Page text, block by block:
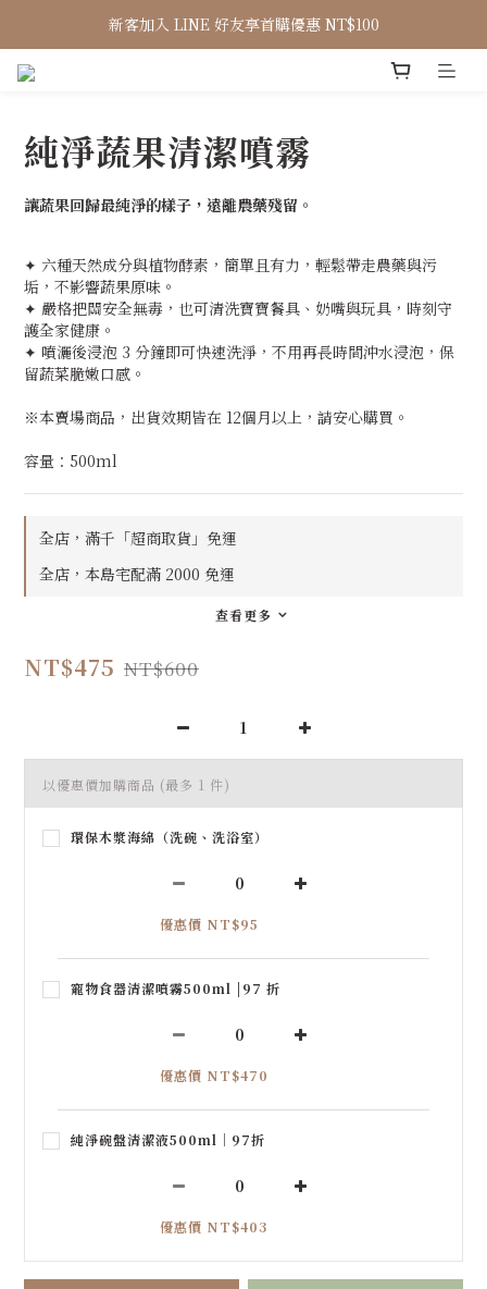
新客加入 LINE 好友享首購優惠 NT$100
純淨蔬果清潔噴霧
讓蔬果回歸最純淨的樣子，遠離農藥殘留。
✦ 六種天然成分與植物酵素，簡單且有力，輕鬆帶走農藥與污
垢，不影響蔬果原味。
✦ 嚴格把關安全無毒，也可清洗寶寶餐具、奶嘴與玩具，時刻守
護全家健康。
✦ 噴灑後浸泡 3 分鐘即可快速洗淨，不用再長時間沖水浸泡，保
留蔬菜脆嫩口感。
※本賣場商品，出貨效期皆在 12個月以上，請安心購買。
容量：500ml
全店，滿千「超商取貨」免運
全店，本島宅配滿 2000 免運
查看更多
NT$475 NT$600
以優惠價加購商品 (最多 1 件)
環保木漿海綿（洗碗、洗浴室）
優惠價 NT$95
寵物食器清潔噴霧500ml |97 折
優惠價 NT$470
純淨碗盤清潔液500ml｜97折
優惠價 NT$403